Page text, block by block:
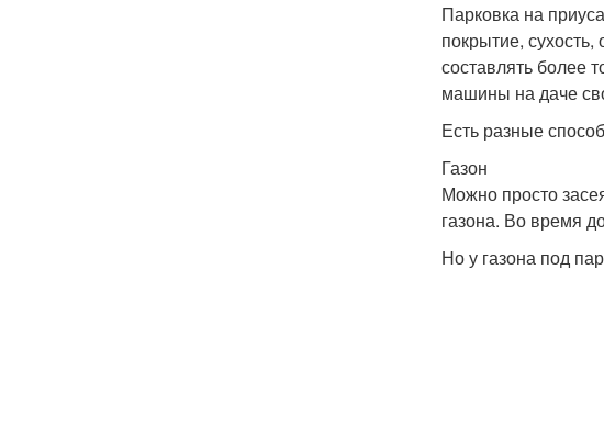
Парковка на
покрытие,
составлять более
машины на даче
Есть разные
Газон
Можно просто
газона. Во время
Но у газона под